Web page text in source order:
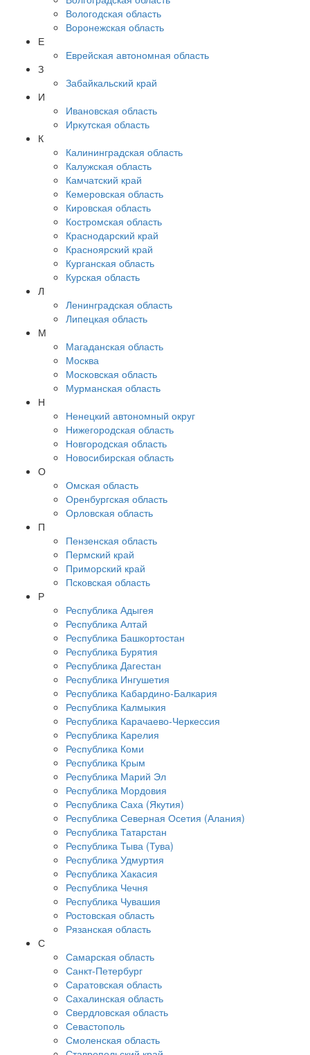
Вологодская область
Воронежская область
Е
Еврейская автономная область
З
Забайкальский край
И
Ивановская область
Иркутская область
К
Калининградская область
Калужская область
Камчатский край
Кемеровская область
Кировская область
Костромская область
Краснодарский край
Красноярский край
Курганская область
Курская область
Л
Ленинградская область
Липецкая область
М
Магаданская область
Москва
Московская область
Мурманская область
Н
Ненецкий автономный округ
Нижегородская область
Новгородская область
Новосибирская область
О
Омская область
Оренбургская область
Орловская область
П
Пензенская область
Пермский край
Приморский край
Псковская область
Р
Республика Адыгея
Республика Алтай
Республика Башкортостан
Республика Бурятия
Республика Дагестан
Республика Ингушетия
Республика Кабардино-Балкария
Республика Калмыкия
Республика Карачаево-Черкессия
Республика Карелия
Республика Коми
Республика Крым
Республика Марий Эл
Республика Мордовия
Республика Саха (Якутия)
Республика Северная Осетия (Алания)
Республика Татарстан
Республика Тыва (Тува)
Республика Удмуртия
Республика Хакасия
Республика Чечня
Республика Чувашия
Ростовская область
Рязанская область
С
Самарская область
Санкт-Петербург
Саратовская область
Сахалинская область
Свердловская область
Севастополь
Смоленская область